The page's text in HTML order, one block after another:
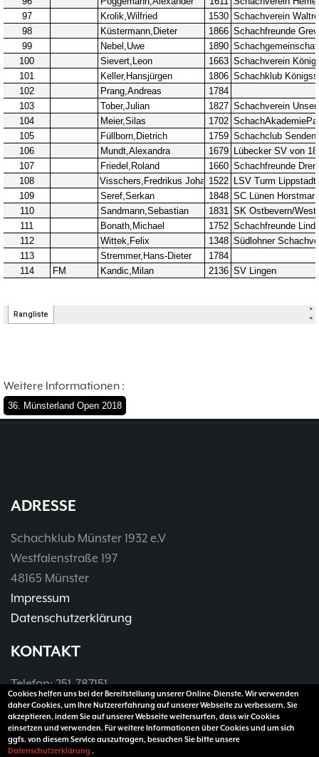
Weitere Informationen :
36. Münsterland Open 2018
ADRESSE
Schachklub Münster 1932 e.V
Westfalenstraße 197
48165 Münster
Impressum
Datenschutzerklärung
KONTAKT
Telefon: 251-787151
Telefax: 251-3907990
E-Mail:vorsitzender@sk32.de
Cookies helfen uns bei der Bereitstellung unserer Online-Dienste. Wir verwenden
daher Cookies, um Ihre Nutzererfahrung auf unserer Webseite zu verbessern. Sie
akzeptieren, indem Sie auf unserer Webseite weitersurfen, dass wir Cookies
einsetzen und verwenden. Für weitere Informationen über Cookies und um sich
ggfs. von diesem Service auszutragen, besuchen Sie bitte unsere
Datenschutzerklärung .